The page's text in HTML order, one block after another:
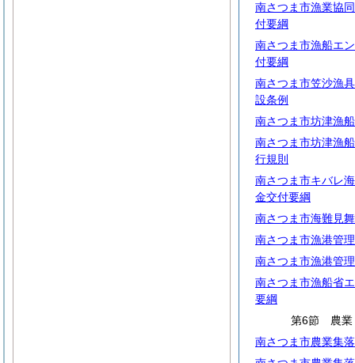
南さつま市漁業協
付要綱
南さつま市漁船エ
付要綱
南さつま市笠沙漁
設条例
南さつま市坊津漁
南さつま市坊津漁
行規則
南さつま市キバレ
金交付要綱
南さつま市海難見
南さつま市漁港管
南さつま市漁港管
南さつま市漁船省
要綱
第6節 農業
南さつま市農業集